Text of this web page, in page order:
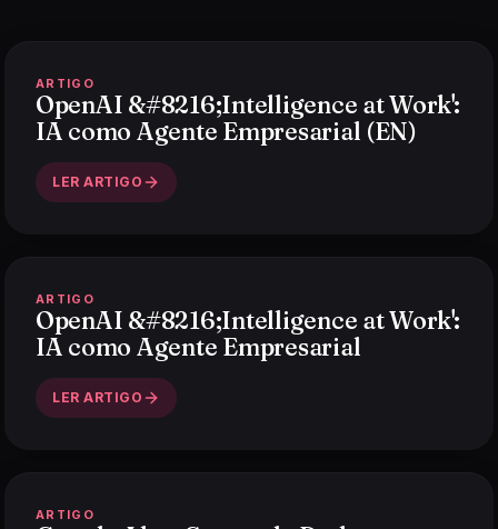
ARTIGO
OpenAI &#8216;Intelligence at Work':
IA como Agente Empresarial (EN)
LER ARTIGO
ARTIGO
OpenAI &#8216;Intelligence at Work':
IA como Agente Empresarial
LER ARTIGO
ARTIGO